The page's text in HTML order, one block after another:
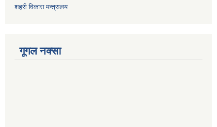
शहरी विकास मन्त्रालय
गूगल नक्सा